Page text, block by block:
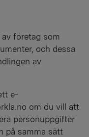
företag som
och dessa
av
e-
om du vill att
personuppgifter
på samma sätt